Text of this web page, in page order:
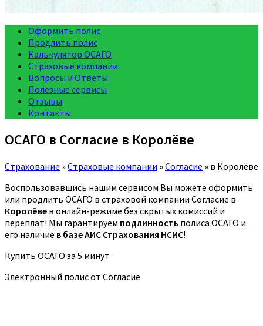
Оформить полис
Продлить полис
Калькулятор ОСАГО
Страховые компании
Вопросы и Ответы
Полезные сервисы
Отзывы
Контакты
ОСАГО в Согласие в Королёве
Страхование »Страховые компании »Согласие » в Королёве
Воспользовавшись нашим сервисом Вы можете оформить
или продлить ОСАГО в страховой компании Согласие в
Королёве в онлайн-режиме без скрытых комиссий и
переплат! Мы гарантируем подлинность полиса ОСАГО и
его наличие в базе АИС Страхования НСИС!
Купить ОСАГО за 5 минут
Электронный полис от Согласие